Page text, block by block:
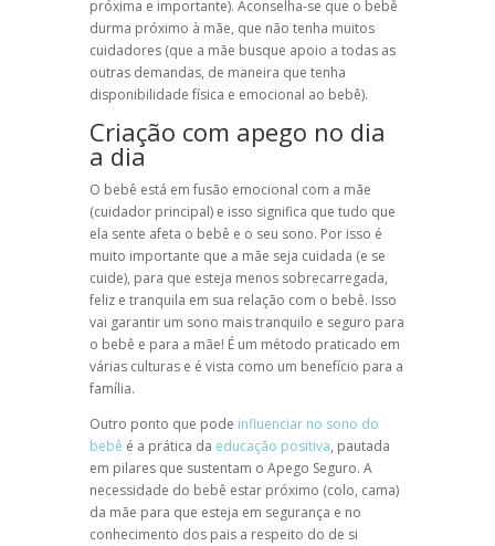
próxima e importante). Aconselha-se que o bebê
durma próximo à mãe, que não tenha muitos
cuidadores (que a mãe busque apoio a todas as
outras demandas, de maneira que tenha
disponibilidade física e emocional ao bebê).
Criação com apego no dia
a dia
O bebê está em fusão emocional com a mãe
(cuidador principal) e isso significa que tudo que
ela sente afeta o bebê e o seu sono. Por isso é
muito importante que a mãe seja cuidada (e se
cuide), para que esteja menos sobrecarregada,
feliz e tranquila em sua relação com o bebê. Isso
vai garantir um sono mais tranquilo e seguro para
o bebê e para a mãe! É um método praticado em
várias culturas e é vista como um benefício para a
família.
Outro ponto que pode influenciar no sono do
bebê é a prática da educação positiva, pautada
em pilares que sustentam o Apego Seguro. A
necessidade do bebê estar próximo (colo, cama)
da mãe para que esteja em segurança e no
conhecimento dos pais a respeito do de si